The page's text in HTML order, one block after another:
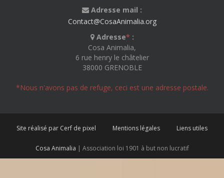
Adresse mail :
Contact@CosaAnimalia.org
Adresse* :
Cosa Animalia,
6 rue henry le châtelier
38000 GRENOBLE
*Nous n'avons pas de refuge, ceci est une adresse postale.
Site réalisé par Cerf de pixel Mentions légales Liens utiles
Cosa Animalia | Association loi 1901 à but non lucratif